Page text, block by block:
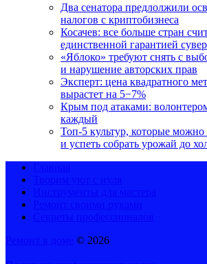
Два сенатора предлолжили
налогов с криптобизнеса
Косачев: все больше стран
единственной гарантией
«Яблоко» требуют снять с
и нарушение авторских прав
Эксперт: цена квадратного
вырастет на 5−7%
Крым под атаками:
каждый
Топ-5 культур, которые можно
и успеть собрать урожай до
© 2026